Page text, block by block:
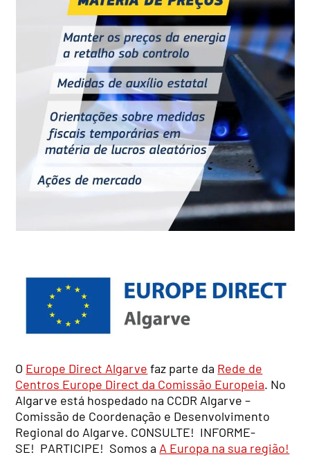
O Europe Direct Algarve faz parte da Rede de
Centros Europe Direct da Comissão Europeia. No
Algarve está hospedado na CCDR Algarve –
Comissão de Coordenação e Desenvolvimento
Regional do Algarve. CONSULTE! INFORME-
SE! PARTICIPE! Somos aA Europa na sua região!